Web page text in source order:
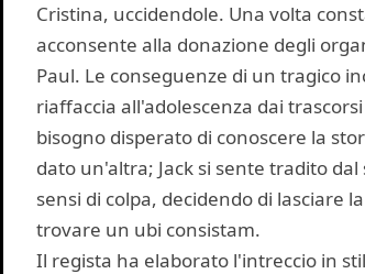
Cristina, uccidendole. Una volta
acconsente alla donazione degli
Paul. Le conseguenze di un tragico
riaffaccia all'adolescenza dai
bisogno disperato di conoscere la
dato un'altra; Jack si sente tradito
sensi di colpa, decidendo di lasciare
trovare un ubi consistam.
Il regista ha elaborato l'intreccio in